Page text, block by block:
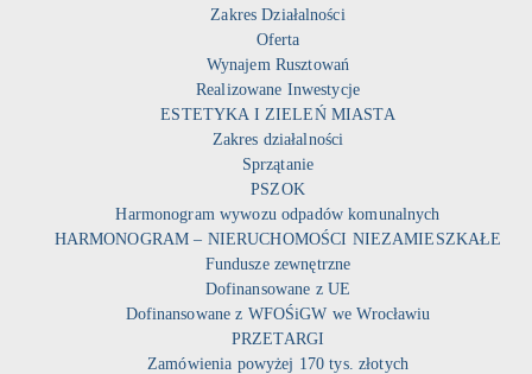
Zakres Działalności
Oferta
Wynajem Rusztowań
Realizowane Inwestycje
ESTETYKA I ZIELEŃ MIASTA
Zakres działalności
Sprzątanie
PSZOK
Harmonogram wywozu odpadów komunalnych
HARMONOGRAM – NIERUCHOMOŚCI NIEZAMIESZKAŁE
Fundusze zewnętrzne
Dofinansowane z UE
Dofinansowane z WFOŚiGW we Wrocławiu
PRZETARGI
Zamówienia powyżej 170 tys. złotych